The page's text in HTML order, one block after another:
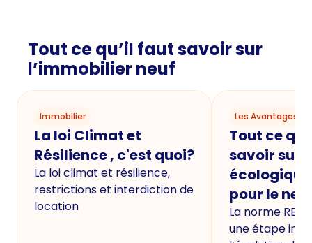
Tout ce qu’il faut savoir sur
l’immobilier neuf
Immobilier
La loi Climat et
Résilience , c'est quoi?
La loi climat et résilience,
restrictions et interdiction de
location
Les Avantages
Tout ce
savoir sur
écologique
pour le
La norme
une étape